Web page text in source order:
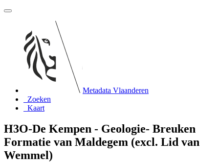
Metadata Vlaanderen
Zoeken
Kaart
H3O-De Kempen - Geologie- Breuken
Formatie van Maldegem (excl. Lid van
Wemmel)